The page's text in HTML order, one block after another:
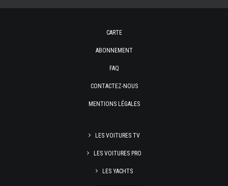
CARTE
ABONNEMENT
FAQ
CONTACTEZ-NOUS
MENTIONS LÉGALES
LES VOITURES TV
LES VOITURES PRO
LES YACHTS